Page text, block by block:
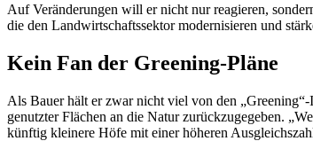
Auf Veränderungen will er nicht nur reagieren,
die den Landwirtschaftssektor modernisieren und
Kein Fan der Greening-Pläne
Als Bauer hält er zwar nicht viel von den „Greening“-
genutzter Flächen an die Natur zurückzugegeben.
künftig kleinere Höfe mit einer höheren